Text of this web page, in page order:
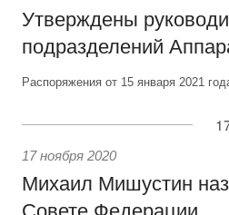
Утверждены
подразделений
Распоряжения от 15 января 2021
17 ноября 2020
Михаил Мишустин